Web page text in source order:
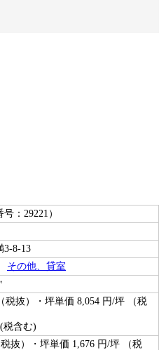
：29221）
3-8-13
その他、貸室
税抜）・坪単価 8,054 円/坪 （税
含む)
抜）・坪単価 1,676 円/坪 （税